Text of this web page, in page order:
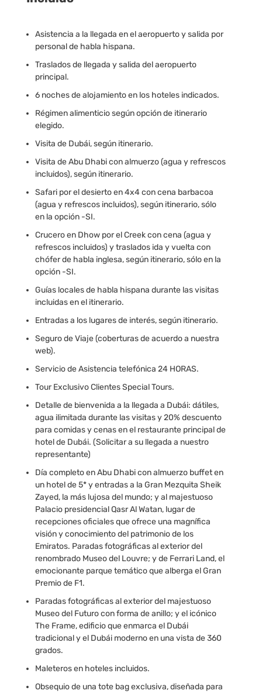
Asistencia a la llegada en el aeropuerto y salida por
personal de habla hispana.
Traslados de llegada y salida del aeropuerto
principal.
6 noches de alojamiento en los hoteles indicados.
Régimen alimenticio según opción de itinerario
elegido.
Visita de Dubái, según itinerario.
Visita de Abu Dhabi con almuerzo (agua y refrescos
incluidos), según itinerario.
Safari por el desierto en 4x4 con cena barbacoa
(agua y refrescos incluidos), según itinerario, sólo
en la opción -SI.
Crucero en Dhow por el Creek con cena (agua y
refrescos incluidos) y traslados ida y vuelta con
chófer de habla inglesa, según itinerario, sólo en la
opción -SI.
Guías locales de habla hispana durante las visitas
incluidas en el itinerario.
Entradas a los lugares de interés, según itinerario.
Seguro de Viaje (coberturas de acuerdo a nuestra
web).
Servicio de Asistencia telefónica 24 HORAS.
Tour Exclusivo Clientes Special Tours.
Detalle de bienvenida a la llegada a Dubái: dátiles,
agua ilimitada durante las visitas y 20% descuento
para comidas y cenas en el restaurante principal de
hotel de Dubái. (Solicitar a su llegada a nuestro
representante)
Día completo en Abu Dhabi con almuerzo buffet en
un hotel de 5* y entradas a la Gran Mezquita Sheik
Zayed, la más lujosa del mundo; y al majestuoso
Palacio presidencial Qasr Al Watan, lugar de
recepciones oficiales que ofrece una magnífica
visión y conocimiento del patrimonio de los
Emiratos. Paradas fotográficas al exterior del
renombrado Museo del Louvre; y de Ferrari Land, el
emocionante parque temático que alberga el Gran
Premio de F1.
Paradas fotográficas al exterior del majestuoso
Museo del Futuro con forma de anillo; y el icónico
The Frame, edificio que enmarca el Dubái
tradicional y el Dubái moderno en una vista de 360
grados.
Maleteros en hoteles incluidos.
Obsequio de una tote bag exclusiva, diseñada para